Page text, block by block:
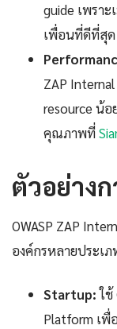
guide เพรา
เพื่อนที่ดีที่สุด
ZAP
resource น้
คุณภาพที่
ตัวอย่าง
OWASP ZAP
องค์กรหลายประเภ
Startup:ใช้
Platform เพื่